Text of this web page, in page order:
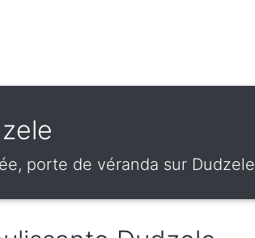
porte de véranda sur Dudzele